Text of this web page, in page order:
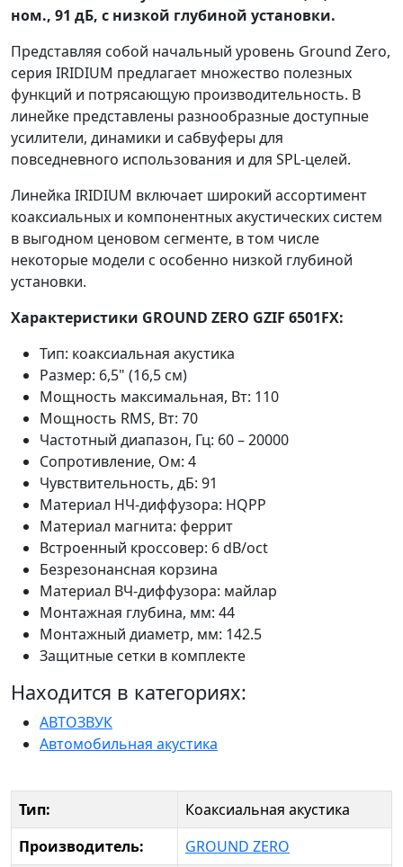
ном., 91 дБ, с низкой глубиной установки.
Представляя собой начальный уровень Ground Zero,
серия IRIDIUM предлагает множество полезных
функций и потрясающую производительность. В
линейке представлены разнообразные доступные
усилители, динамики и сабвуферы для
повседневного использования и для SPL-целей.
Линейка IRIDIUM включает широкий ассортимент
коаксиальных и компонентных акустических систем
в выгодном ценовом сегменте, в том числе
некоторые модели с особенно низкой глубиной
установки.
Характеристики GROUND ZERO GZIF 6501FX:
Тип: коаксиальная акустика
Размер: 6,5" (16,5 см)
Мощность максимальная, Вт: 110
Мощность RMS, Вт: 70
Частотный диапазон, Гц: 60 – 20000
Сопротивление, Ом: 4
Чувствительность, дБ: 91
Материал НЧ-диффузора: HQPP
Материал магнита: феррит
Встроенный кроссовер: 6 dB/oct
Безрезонансная корзина
Материал ВЧ-диффузора: майлар
Монтажная глубина, мм: 44
Монтажный диаметр, мм: 142.5
Защитные сетки в комплекте
Находится в категориях:
АВТОЗВУК
Автомобильная акустика
Тип:
Коаксиальная акустика
Производитель:
GROUND ZERO